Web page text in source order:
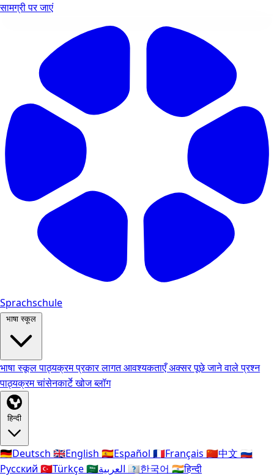
सामग्री पर जाएं
Sprachschule
भाषा स्कूल
भाषा स्कूलपाठ्यक्रम प्रकारलागतआवश्यकताएँअक्सर पूछे जाने वाले प्रश्न
पाठ्यक्रमचांसेनकार्टेखोजब्लॉग
हिन्दी
🇩🇪Deutsch 🇬🇧English 🇪🇸Español 🇫🇷Français 🇨🇳中文 🇷🇺
Русский 🇹🇷Türkçe🇸🇦 🇰🇷한국어 🇮🇳हिन्दी